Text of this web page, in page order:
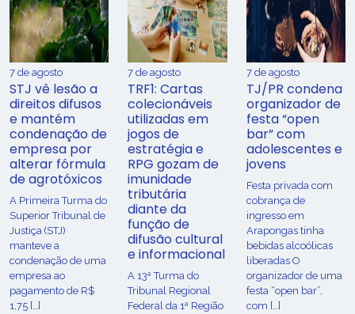
7 de agosto
STJ vê lesão a
direitos difusos
e mantém
condenação de
empresa por
alterar fórmula
de agrotóxicos
​A Primeira Turma do
Superior Tribunal de
Justiça (STJ)
manteve a
condenação de uma
empresa ao
pagamento de R$
1,75 […]
7 de agosto
TRF1: Cartas
colecionáveis
utilizadas em
jogos de
estratégia e
RPG gozam de
imunidade
tributária
diante da
função de
difusão cultural
e informacional
A 13ª Turma do
Tribunal Regional
Federal da 1ª Região
7 de agosto
TJ/PR condena
organizador de
festa “open
bar” com
adolescentes e
jovens
Festa privada com
cobrança de
ingresso em
Arapongas tinha
bebidas alcoólicas
liberadas O
organizador de uma
festa “open bar”,
com […]